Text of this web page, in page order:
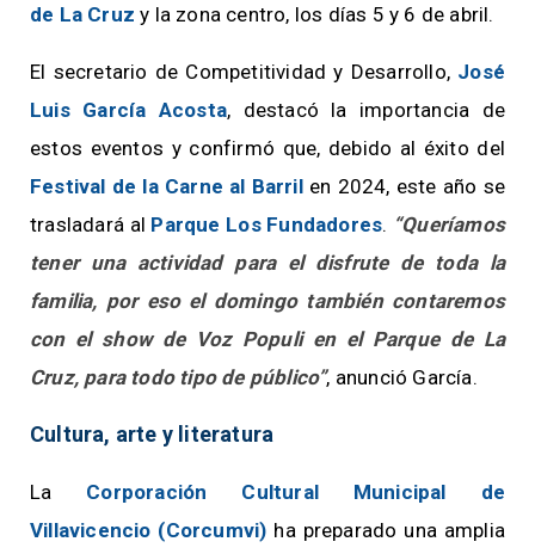
de La Cruz y la zona centro, los días 5 y 6 de abril.
El secretario de Competitividad y Desarrollo, José
Luis García Acosta, destacó la importancia de
estos eventos y confirmó que, debido al éxito del
Festival de la Carne al Barrilen 2024, este año se
trasladará al Parque Los Fundadores. “Queríamos
tener una actividad para el disfrute de toda la
familia, por eso el domingo también contaremos
con el show de Voz Populi en el Parque de La
Cruz, para todo tipo de público”, anunció García.
Cultura, arte y literatura
La Corporación Cultural Municipal de
Villavicencio (Corcumvi) ha preparado una amplia